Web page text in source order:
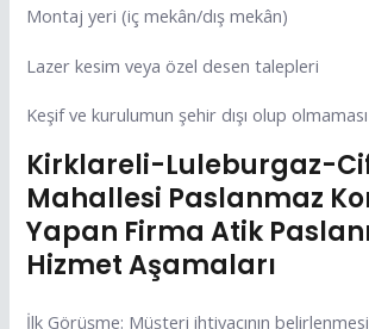
Montaj yeri (iç mekân/dış mekân)
Lazer kesim veya özel desen talepleri
Keşif ve kurulumun şehir dışı olup olmaması
Kirklareli-Luleburgaz-
Mahallesi Paslanmaz
Yapan Firma Atik
Hizmet Aşamaları
İlk Görüşme: Müşteri ihtiyacının belirlenmesi